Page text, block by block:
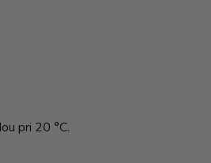
pri 20 °C.